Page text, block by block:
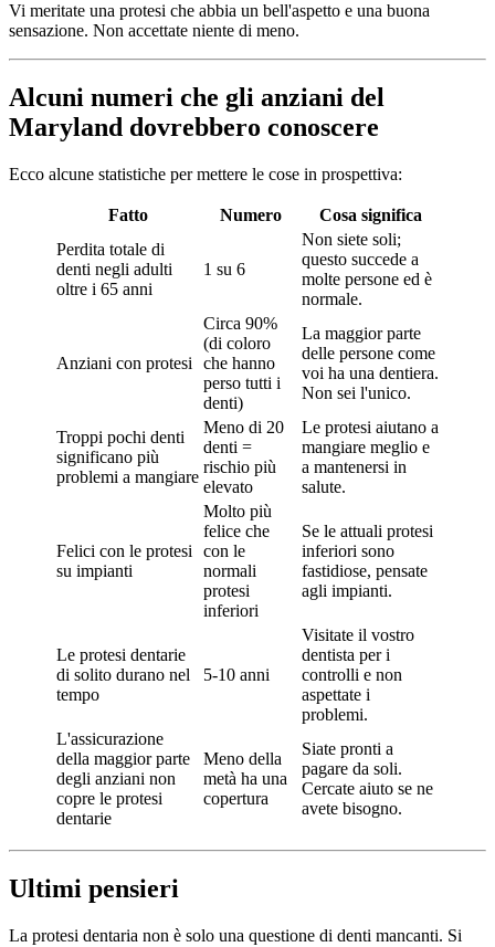
Vi meritate una protesi che abbia un bell'aspetto e una buona
sensazione. Non accettate niente di meno.
Alcuni numeri che gli anziani del
Maryland dovrebbero conoscere
Ecco alcune statistiche per mettere le cose in prospettiva:
Fatto Numero
Cosa significa
Perdita totale di
denti negli adulti
oltre i 65 anni
1 su 6
Non siete soli;
questo succede a
molte persone ed è
normale.
Anziani con protesi
Circa 90%
(di coloro
che hanno
perso tutti i
denti)
La maggior parte
delle persone come
voi ha una dentiera.
Non sei l'unico.
Troppi pochi denti
significano più
problemi a mangiare
Meno di 20
denti =
rischio più
elevato
Le protesi aiutano a
mangiare meglio e
a mantenersi in
salute.
Felici con le protesi
su impianti
Molto più
felice che
con le
normali
protesi
inferiori
Se le attuali protesi
inferiori sono
fastidiose, pensate
agli impianti.
Le protesi dentarie
di solito durano nel
tempo
5-10 anni
Visitate il vostro
dentista per i
controlli e non
aspettate i
problemi.
L'assicurazione
della maggior parte
degli anziani non
copre le protesi
dentarie
Meno della
metà ha una
copertura
Siate pronti a
pagare da soli.
Cercate aiuto se ne
avete bisogno.
Ultimi pensieri
La protesi dentaria non è solo una questione di denti mancanti. Si